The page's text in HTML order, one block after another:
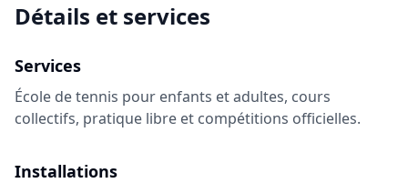
Détails et services
Services
École de tennis pour enfants et adultes, cours
collectifs, pratique libre et compétitions officielles.
Installations